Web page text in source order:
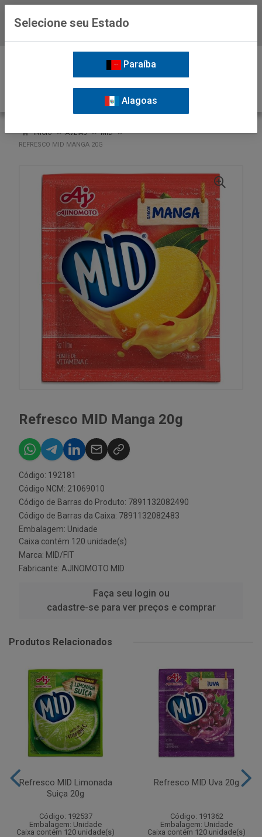
INÍCIO AVEIAS
MID
REFRESCO MID MANGA 20G
Refresco MID Manga 20g
Código: 192181
Código NCM: 21069010
Código de Barras do Produto: 7891132082490
Código de Barras da Caixa: 7891132082483
Embalagem: Unidade
Caixa contém 120 unidade(s)
Marca: MID/FIT
Fabricante: AJINOMOTO MID
Faça seu login ou
cadastre-se para ver preços e comprar
Produtos Relacionados
Refresco MID Limonada
Suiça 20g
Código: 192537
Embalagem: Unidade
Caixa contém 120 unidade(s)
Refresco MID Uva 20g
Código: 191362
Embalagem: Unidade
Caixa contém 120 unidade(s)
Selecione seu Estado
Paraíba
Alagoas